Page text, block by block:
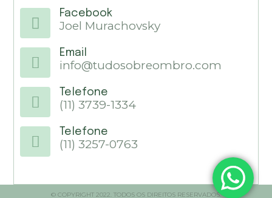
Facebook
Joel Murachovsky
Email
info@tudosobreombro.com
Telefone
(11) 3739-1334
Telefone
(11) 3257-0763
© COPYRIGHT 2022. TODOS OS DIREITOS RESERVADOS.